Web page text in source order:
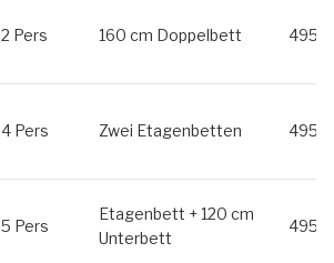
2 Pers 160 cm Doppelbett 495
4 Pers Zwei Etagenbetten 495
5 Pers
Etagenbett + 120 cm
Unterbett
495